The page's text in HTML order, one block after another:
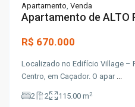
Apartamento ,Venda
Apartamento de ALTO
R$ 670.000
Localizado no Edifício Village –
Centro, em Caçador. O apar
2 2 115.00 m2